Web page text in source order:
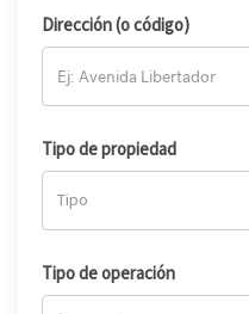
Dirección (o código)
Tipo de propiedad
Tipo
Tipo de operación